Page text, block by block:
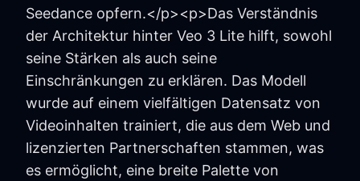
Seedance opfern.</p><p>Das Verständnis
der Architektur hinter Veo 3 Lite hilft, sowohl
seine Stärken als auch seine
Einschränkungen zu erklären. Das Modell
wurde auf einem vielfältigen Datensatz von
Videoinhalten trainiert, die aus dem Web und
lizenzierten Partnerschaften stammen, was
es ermöglicht, eine breite Palette von